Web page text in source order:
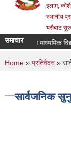
इलाम,
स्थानीय
यसैबाट सुरु
समाचार
श्री जनता माध्यमिक
You are
Home » प्रतिवेदन »
सार्वजनिक